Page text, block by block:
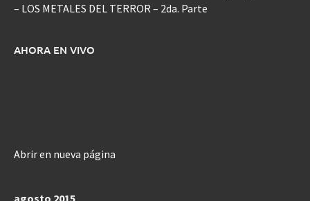
– LOS METALES DEL TERROR – 2da. Parte
AHORA EN VIVO
Abrir en nueva página